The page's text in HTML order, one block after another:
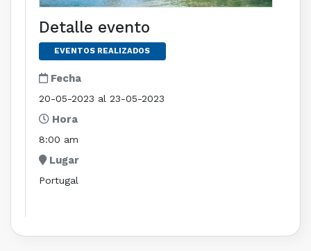
Detalle evento
EVENTOS REALIZADOS
Fecha
20-05-2023 al 23-05-2023
Hora
8:00 am
Lugar
Portugal